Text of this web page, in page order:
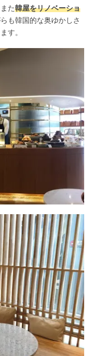
た韓屋をリノベーショ
も韓国的な奥ゆかしさ
す。